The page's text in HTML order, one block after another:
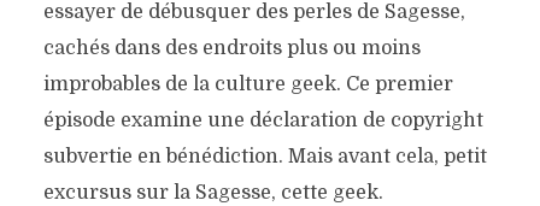
essayer de débusquer des perles de Sagesse,
cachés dans des endroits plus ou moins
improbables de la culture geek. Ce premier
épisode examine une déclaration de copyright
subvertie en bénédiction. Mais avant cela, petit
excursus sur la Sagesse, cette geek.